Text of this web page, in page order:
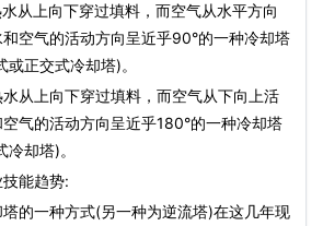
上向下穿过填料，而空气从水平方向
空气的活动方向呈近乎90°的一种冷却塔
正交式冷却塔)。
上向下穿过填料，而空气从下向上活
气的活动方向呈近乎180°的一种冷却塔
却塔)。
能趋势:
一种方式(另一种为逆流塔)在这几年现